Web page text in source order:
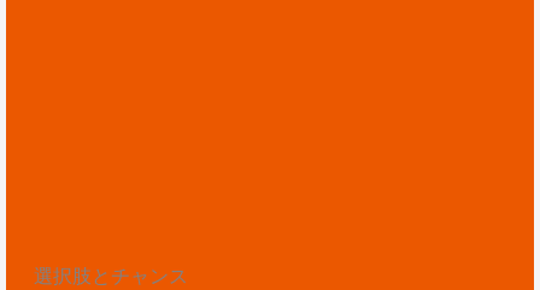
選択肢とチャンス